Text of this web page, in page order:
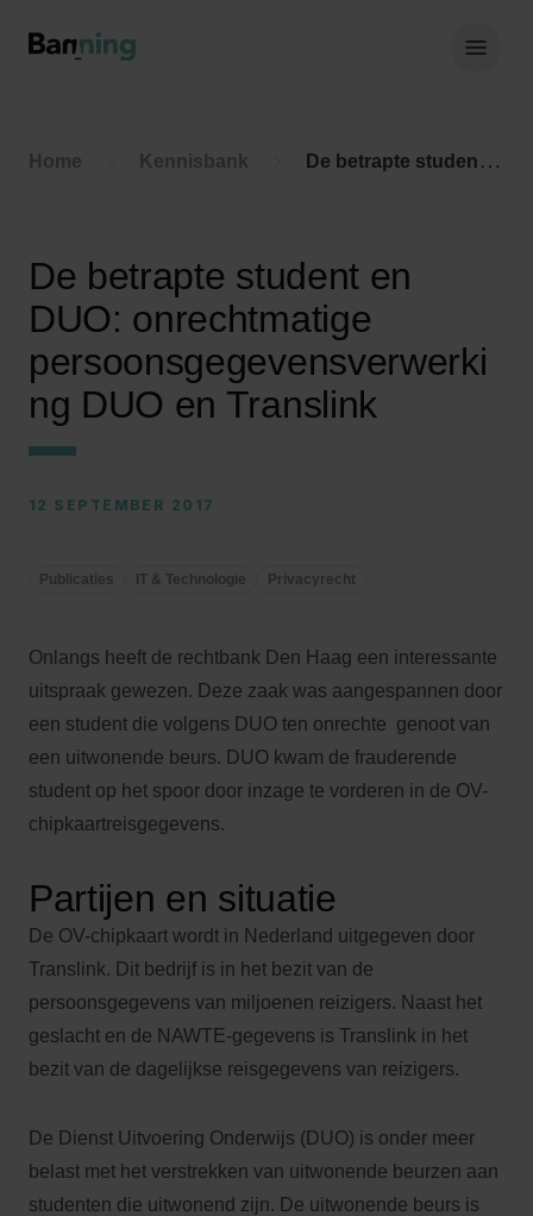
Home Kennisbank De betrapte student en DUO: onrechtmatige persoonsgegevensverwerking DUO en Translink
De betrapte student en
DUO: onrechtmatige
persoonsgegevensverwerki
ng DUO en Translink
12 SEPTEMBER 2017
Publicaties IT & Technologie Privacyrecht
Onlangs heeft de rechtbank Den Haag een interessante
uitspraak gewezen. Deze zaak was aangespannen door
een student die volgens DUO ten onrechte genoot van
een uitwonende beurs. DUO kwam de frauderende
student op het spoor door inzage te vorderen in de OV-
chipkaartreisgegevens.
Partijen en situatie
De OV-chipkaart wordt in Nederland uitgegeven door
Translink. Dit bedrijf is in het bezit van de
persoonsgegevens van miljoenen reizigers. Naast het
geslacht en de NAWTE-gegevens is Translink in het
bezit van de dagelijkse reisgegevens van reizigers.
De Dienst Uitvoering Onderwijs (DUO) is onder meer
belast met het verstrekken van uitwonende beurzen aan
studenten die uitwonend zijn. De uitwonende beurs is